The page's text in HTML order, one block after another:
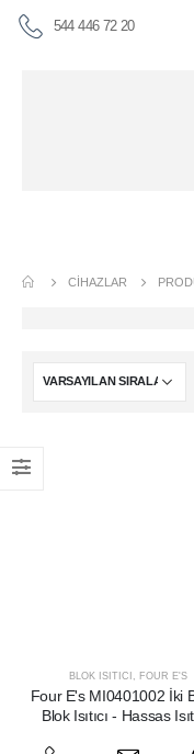
544 446 72 20
CIHAZLAR
BLOK ISITICI FOUR E'S
Four E's MI0401002 İki
Blok Isıtıcı - Hassas